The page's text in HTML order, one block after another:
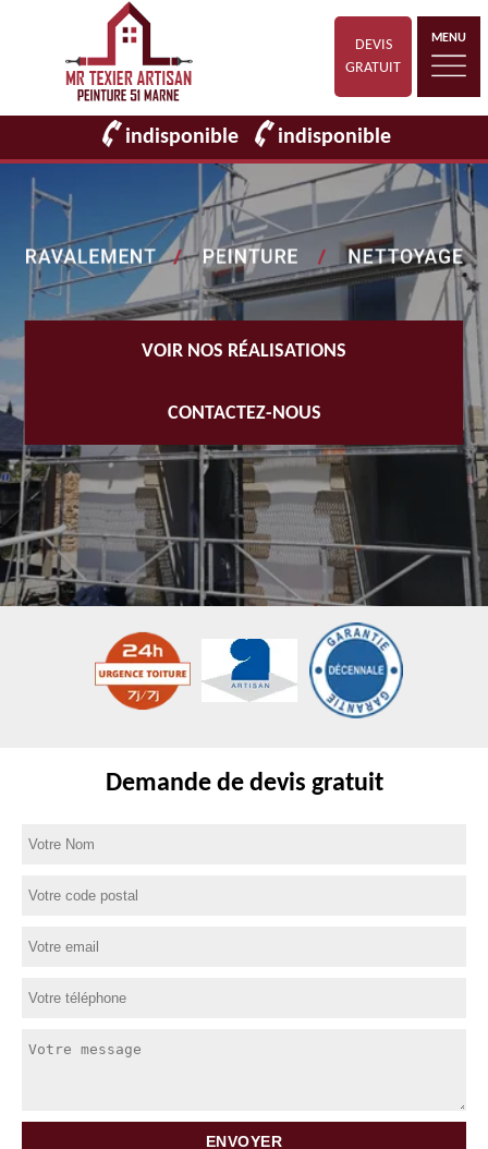
DEVIS
GRATUIT
MENU
indisponible indisponible
VOIR NOS RÉALISATIONS
CONTACTEZ-NOUS
Demande de devis gratuit